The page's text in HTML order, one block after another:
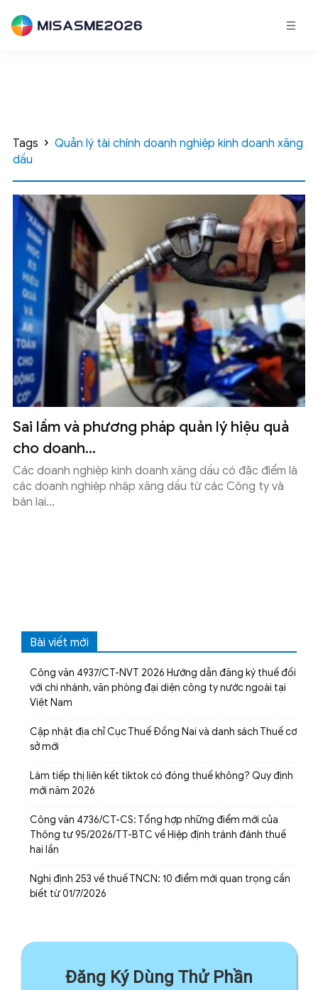
Tags
Quản lý tài chính doanh nghiệp kinh doanh xăng
dầu
Sai lầm và phương pháp quản lý hiệu quả
cho doanh...
Các doanh nghiệp kinh doanh xăng dầu có đặc điểm là
các doanh nghiệp nhập xăng dầu từ các Công ty và
bán lại...
Bài viết mới
Công văn 4937/CT-NVT 2026 Hướng dẫn đăng ký thuế đối
với chi nhánh, văn phòng đại diện công ty nước ngoài tại
Việt Nam
Cập nhật địa chỉ Cục Thuế Đồng Nai và danh sách Thuế cơ
sở mới
Làm tiếp thị liên kết tiktok có đóng thuế không? Quy định
mới năm 2026
Công văn 4736/CT-CS: Tổng hợp những điểm mới của
Thông tư 95/2026/TT-BTC về Hiệp định tránh đánh thuế
hai lần
Nghị định 253 về thuế TNCN: 10 điểm mới quan trọng cần
biết từ 01/7/2026
Đăng Ký Dùng Thử Phần